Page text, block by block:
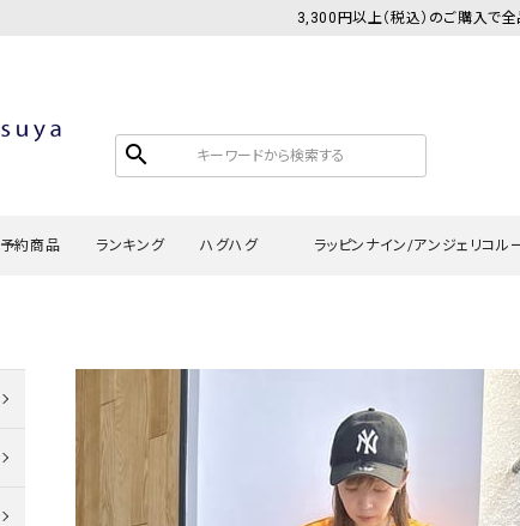
3,300円以上（税込）のご購入で
search
予約商品 ランキング ハグハグ
タンクトップ・キャミソール
カーディガン・ベスト
シャツ・ブラウス
スウェット・パーカー
ラッピンナイン/アンジェリコル